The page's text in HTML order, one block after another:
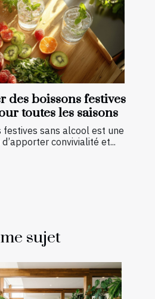
des boissons festives
toutes les saisons
festives sans alcool est une
convivialité et...
sujet